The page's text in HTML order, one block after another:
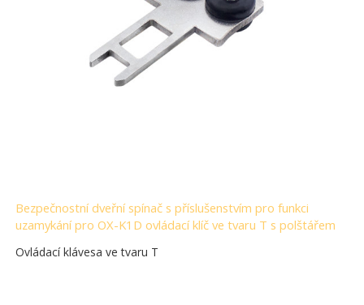
Bezpečnostní dveřní spínač s příslušenstvím pro funkci
uzamykání pro OX-K1D ovládací klíč ve tvaru T s polštářem
Ovládací klávesa ve tvaru T